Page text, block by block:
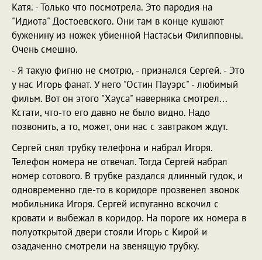
Катя. - Только что посмотрела. Это пародия на
"Идиота" Достоевского. Они там в конце кушают
буженину из ножек убиенной Настасьи Филипповны.
Очень смешно.
- Я такую фигню не смотрю, - признался Сергей. - Это
у нас Игорь фанат. У него "Остин Пауэрс" - любимый
фильм. Вот он этого "Хауса" наверняка смотрел...
Кстати, что-то его давно не было видно. Надо
позвонить, а то, может, они нас с завтраком ждут.
Сергей снял трубку телефона и набрал Игоря.
Телефон номера не отвечал. Тогда Сергей набрал
номер сотового. В трубке раздался длинный гудок, и
одновременно где-то в коридоре прозвенел звонок
мобильника Игоря. Сергей испуганно вскочил с
кровати и выбежал в коридор. На пороге их номера в
полуоткрытой двери стояли Игорь с Кирой и
озадаченно смотрели на звенящую трубку.